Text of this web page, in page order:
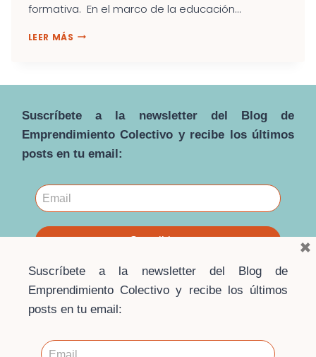
formativa. En el marco de la educación...
LEER MÁS LA
LOS
PRINCIPIOS
COOPERATIVOS
Suscríbete a la newsletter del Blog de
Emprendimiento Colectivo y recibe los últimos
posts en tu email:
Suscríbete a la newsletter del Blog de
Emprendimiento Colectivo y recibe los últimos
posts en tu email:
×